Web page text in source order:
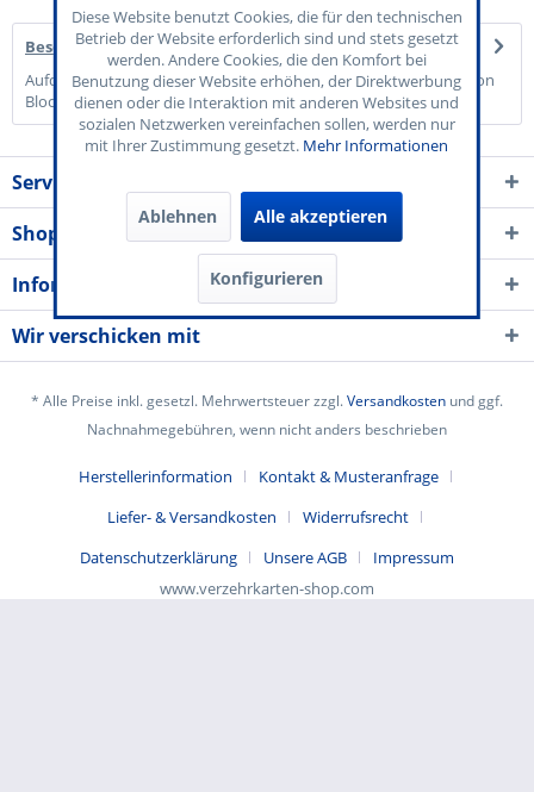
Beschreibung
Aufdruck "Bier" Papier: 120 g/qm Grün Abreißblock mit Perforation
Block à 50 Marken...mehr
Service Kontakt
Shop Service
Informationen
Wir verschicken mit
* Alle Preise inkl. gesetzl. Mehrwertsteuer zzgl.Versandkosten und ggf.
Nachnahmegebühren, wenn nicht anders beschrieben
Herstellerinformation
Kontakt & Musteranfrage
Liefer- & Versandkosten
Widerrufsrecht
Datenschutzerklärung
Unsere AGB
Impressum
www.verzehrkarten-shop.com
Diese Website benutzt Cookies, die für den technischen
Betrieb der Website erforderlich sind und stets gesetzt
werden. Andere Cookies, die den Komfort bei
Benutzung dieser Website erhöhen, der Direktwerbung
dienen oder die Interaktion mit anderen Websites und
sozialen Netzwerken vereinfachen sollen, werden nur
mit Ihrer Zustimmung gesetzt. Mehr Informationen
Ablehnen Alle akzeptieren
Konfigurieren